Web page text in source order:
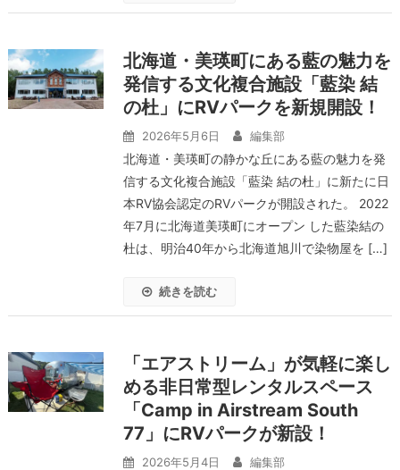
北海道・美瑛町にある藍の魅力を
発信する文化複合施設「藍染 結
の杜」にRVパークを新規開設！
2026年5月6日 編集部
北海道・美瑛町の静かな丘にある藍の魅力を発
信する文化複合施設「藍染 結の杜」に新たに日
本RV協会認定のRVパークが開設された。 2022
年7月に北海道美瑛町にオープン した藍染結の
杜は、明治40年から北海道旭川で染物屋を […]
続きを読む
「エアストリーム」が気軽に楽し
める非日常型レンタルスペース
「Camp in Airstream South
77」にRVパークが新設！
2026年5月4日 編集部